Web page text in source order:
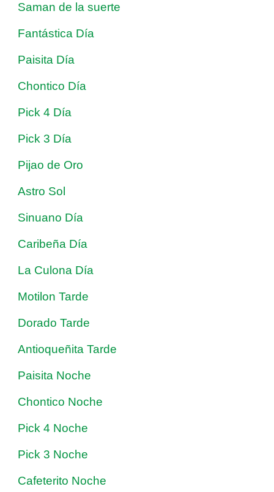
Saman de la suerte
Fantástica Día
Paisita Día
Chontico Día
Pick 4 Día
Pick 3 Día
Pijao de Oro
Astro Sol
Sinuano Día
Caribeña Día
La Culona Día
Motilon Tarde
Dorado Tarde
Antioqueñita Tarde
Paisita Noche
Chontico Noche
Pick 4 Noche
Pick 3 Noche
Cafeterito Noche